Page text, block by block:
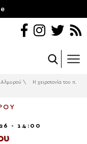
Αλμυρού \
Η χειροτονία του π.
- 14:00